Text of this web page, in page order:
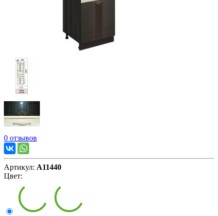
0 отзывов
Артикул: А11440
Цвет: